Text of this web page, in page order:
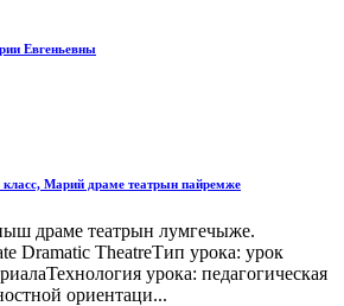
Евгеньевны
Марий драме театрын пайремже
драме театрын лумгечыже.
Dramatic TheatreТип урока: урок
урока: педагогическая
ориентаци...